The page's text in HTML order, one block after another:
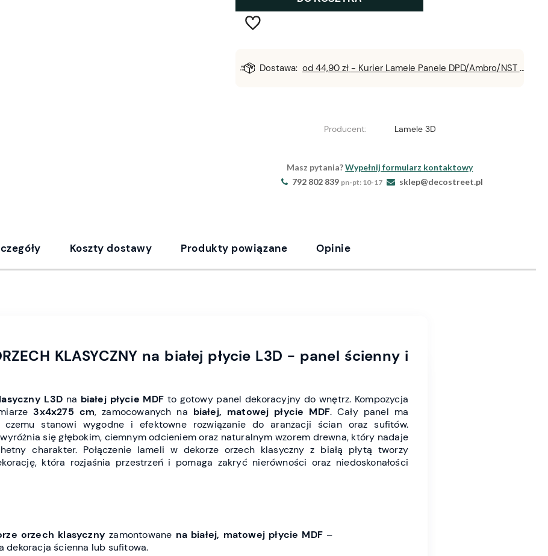
Dostawa: od 44,90 zł - Kurier Lamele Panele DPD/Ambro/NST
Producent: Lamele 3D
Masz pytania?Wypełnij formularz kontaktowy
792 802 839 pn-pt: 10-17 sklep@decostreet.pl
Koszty dostawy Produkty powiązane Opinie
KLASYCZNY na białej płycie L3D - panel ścienny i
L3D na białej płycie MDFto gotowy panel dekoracyjny do wnętrz. Kompozycja
3x4x275 cm, zamocowanych na białej, matowej płycie MDF. Cały panel ma
stanowi wygodne i efektowne rozwiązanie do aranżacji ścian oraz sufitów.
wyróżnia się głębokim, ciemnym odcieniem oraz naturalnym wzorem drewna, który nadaje
charakter. Połączenie lameli w dekorze orzech klasyczny z białą płytą tworzy
która rozjaśnia przestrzeń i pomaga zakryć nierówności oraz niedoskonałości
orzech klasyczny zamontowane na białej, matowej płycie MDF –
dekoracja ścienna lub sufitowa.